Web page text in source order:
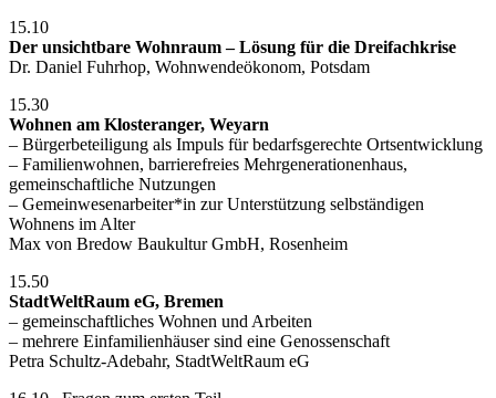
15.10
Der unsichtbare Wohnraum – Lösung für die Dreifachkrise
Dr. Daniel Fuhrhop, Wohnwendeökonom, Potsdam
15.30
Wohnen am Klosteranger, Weyarn
– Bürgerbeteiligung als Impuls für bedarfsgerechte Ortsentwicklung
– Familienwohnen, barrierefreies Mehrgenerationenhaus,
gemeinschaftliche Nutzungen
– Gemeinwesenarbeiter*in zur Unterstützung selbständigen
Wohnens im Alter
Max von Bredow Baukultur GmbH, Rosenheim
15.50
StadtWeltRaum eG, Bremen
– gemeinschaftliches Wohnen und Arbeiten
– mehrere Einfamilienhäuser sind eine Genossenschaft
Petra Schultz-Adebahr, StadtWeltRaum eG